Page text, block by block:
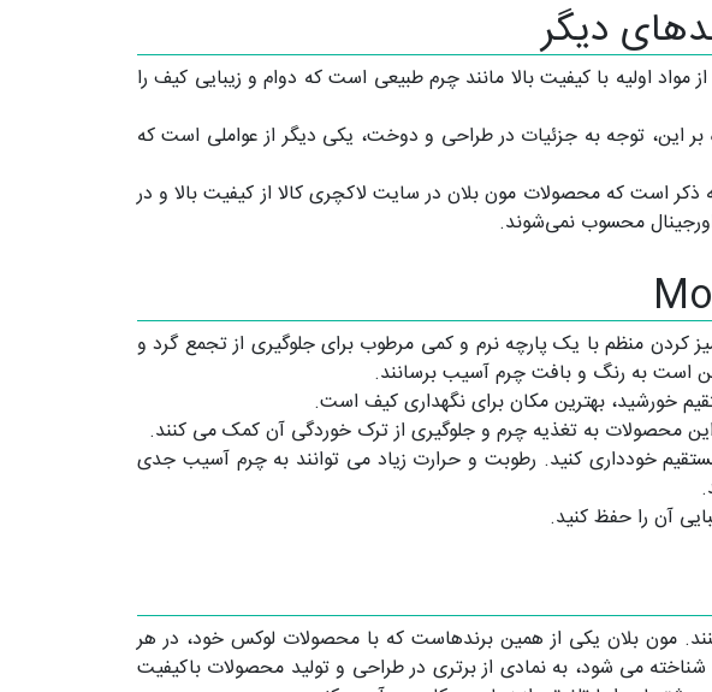
مواد اولیه با کیفیت بالا مانند چرم طبیعی است که دوام و زیبایی کیف را
بر این، توجه به جزئیات در طراحی و دوخت، یکی دیگر از عواملی است که
است که محصولات مون بلان در سایت لاکچری کالا از کیفیت بالا و در
کردن منظم با یک پارچه نرم و کمی مرطوب برای جلوگیری از تجمع گرد و
است به رنگ و بافت چرم آسیب برسانند.
خورشید، بهترین مکان برای نگهداری کیف است.
محصولات به تغذیه چرم و جلوگیری از ترک خوردگی آن کمک می‌ کنند.
خودداری کنید. رطوبت و حرارت زیاد می ‌توانند به چرم آسیب جدی
آن را حفظ کنید.
مون بلان یکی از همین برندهاست که با محصولات لوکس خود، در هر
می شود، به نمادی از برتری در طراحی و تولید محصولات باکیفیت